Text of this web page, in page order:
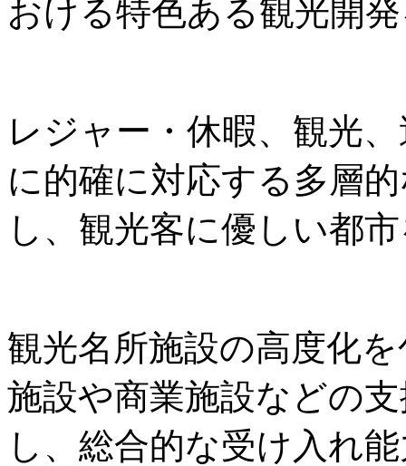
おける特色ある観光開
レジャー・休暇、観光
に的確に対応する多層
し、観光客に優しい都
観光名所施設の高度化
施設や商業施設などの
し、総合的な受け入れ